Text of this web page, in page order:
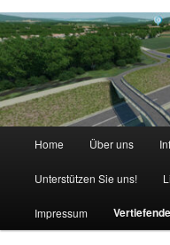
Home Über uns
Unterstützen Sie uns!
Impressum